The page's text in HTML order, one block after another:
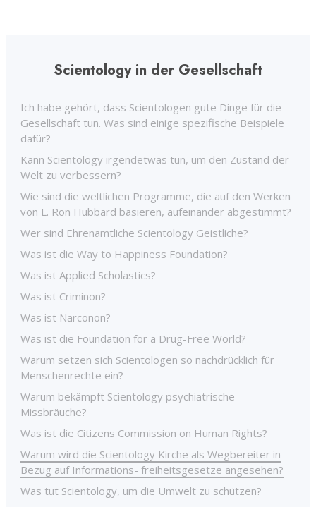
Scientology in der Gesellschaft
Ich habe gehört, dass Scientologen gute Dinge für die
Gesellschaft tun. Was sind einige spezifische Beispiele
dafür?
Kann Scientology irgendetwas tun, um den Zustand der
Welt zu verbessern?
Wie sind die weltlichen Programme, die auf den Werken
von L. Ron Hubbard basieren, aufeinander abgestimmt?
Wer sind Ehrenamtliche Scientology Geistliche?
Was ist die Way to Happiness Foundation?
Was ist Applied Scholastics?
Was ist Criminon?
Was ist Narconon?
Was ist die Foundation for a Drug-Free World?
Warum setzen sich Scientologen so nachdrücklich für
Menschenrechte ein?
Warum bekämpft Scientology psychiatrische
Missbräuche?
Was ist die Citizens Commission on Human Rights?
Warum wird die Scientology Kirche als Wegbereiter in
Bezug auf Informations- freiheitsgesetze angesehen?
Was tut Scientology, um die Umwelt zu schützen?